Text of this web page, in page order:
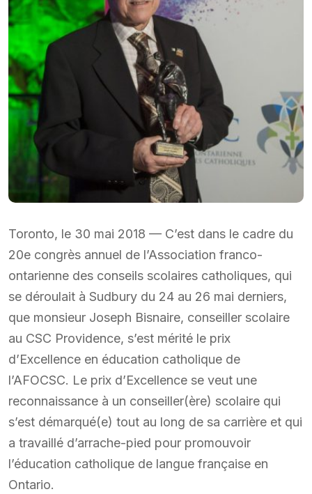
Toronto, le 30 mai 2018 — C’est dans le cadre du
20e congrès annuel de l’Association franco-
ontarienne des conseils scolaires catholiques, qui
se déroulait à Sudbury du 24 au 26 mai derniers,
que monsieur Joseph Bisnaire, conseiller scolaire
au CSC Providence, s’est mérité le prix
d’Excellence en éducation catholique de
l’AFOCSC. Le prix d’Excellence se veut une
reconnaissance à un conseiller(ère) scolaire qui
s’est démarqué(e) tout au long de sa carrière et qui
a travaillé d’arrache-pied pour promouvoir
l’éducation catholique de langue française en
Ontario.